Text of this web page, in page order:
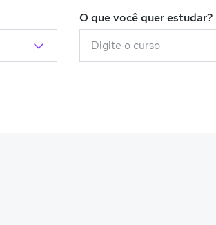
O que você quer estudar?